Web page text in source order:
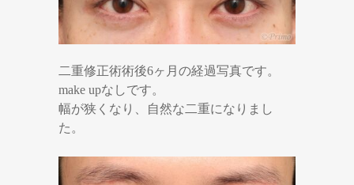
二重修正術術後6ヶ月の経過写真です。
make upなしです。
幅が狭くなり、自然な二重になりまし
た。